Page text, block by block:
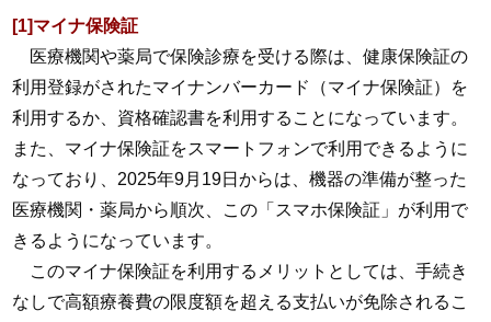
[1]マイナ保険証
医療機関や薬局で保険診療を受ける際は、健康保険証の
利用登録がされたマイナンバーカード（マイナ保険証）を
利用するか、資格確認書を利用することになっています。
また、マイナ保険証をスマートフォンで利用できるように
なっており、2025年9月19日からは、機器の準備が整った
医療機関・薬局から順次、この「スマホ保険証」が利用で
きるようになっています。
このマイナ保険証を利用するメリットとしては、手続き
なしで高額療養費の限度額を超える支払いが免除されるこ